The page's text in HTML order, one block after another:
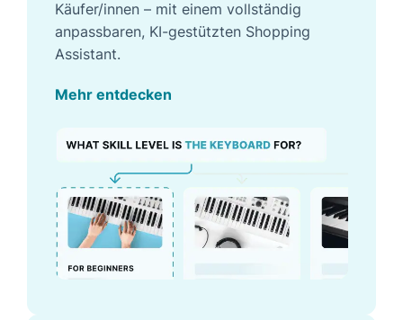
Käufer/innen – mit einem vollständig
anpassbaren, KI-gestützten Shopping
Assistant.
Mehr entdecken